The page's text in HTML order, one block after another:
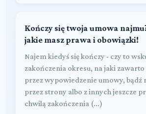
Kończy się twoja umowa
jakie masz prawa i obowiązki!
Najem kiedyś się kończy - czy to
zakończenia okresu, na jaki zawarto
przez wypowiedzenie umowy, bądź
przez strony albo z innych jeszcze
chwilą zakończenia (...)